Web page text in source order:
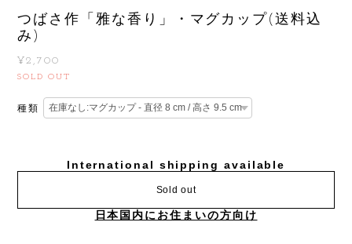
つばさ作「雅な香り」・マグカップ(送料込
み)
¥2,700
SOLD OUT
種類
International shipping available
Sold out
日本国内にお住まいの方向け